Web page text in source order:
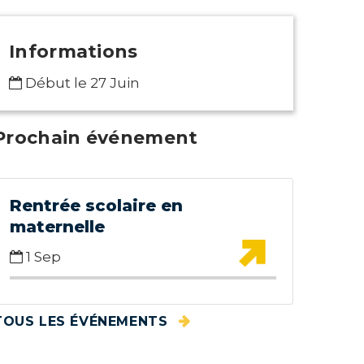
Informations
Début le 27 Juin
événement
Rentrée scolaire en
maternelle
1 Sep
LES ÉVÉNEMENTS